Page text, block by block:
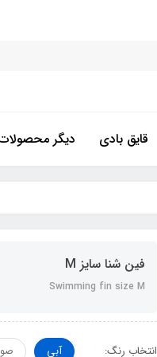
قایق بادی دیگر
فین شنا سایز M
Swimming fin size M
انتخاب رنگ: آبی